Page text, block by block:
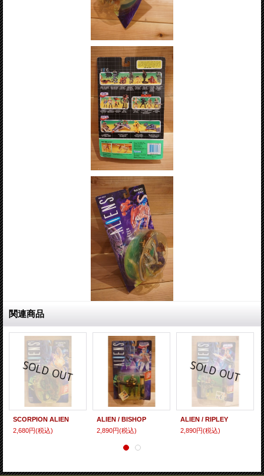
関連商品
SCORPION ALIEN
2,680円(税込)
ALIEN / BISHOP
2,890円(税込)
ALIEN / RIPLEY
2,890円(税込)